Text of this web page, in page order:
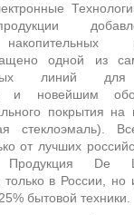
одной из
линий
и новейшим
покрытия на
стеклоэмаль).
от лучших
Продукция De
только в России,
бытовой техники.